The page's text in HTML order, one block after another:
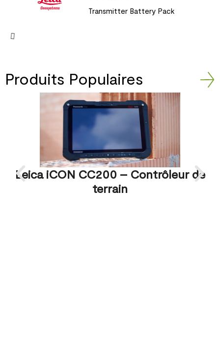
Transmitter Battery Pack
Produits Populaires
Leica iCON CC200 – Contrôleur de
terrain